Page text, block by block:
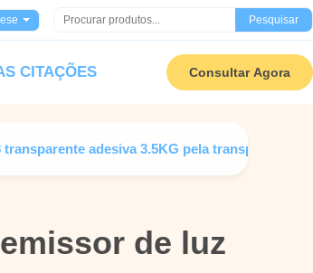
Pesquisar
CITAÇÕES Consultar Agora
adesiva 3.5KG pela transparência
de luz
de luz